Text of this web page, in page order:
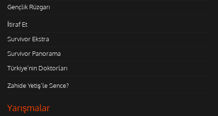
Gençlik Rüzgarı
İtiraf Et
Survivor Ekstra
Survivor Panorama
Türkiye'nin Doktorları
Zahide Yetiş'le Sence?
Yarışmalar